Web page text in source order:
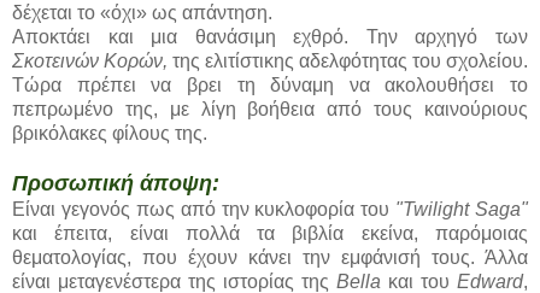
δέχεται το «όχι» ως απάντηση.
Αποκτάει και μια θανάσιμη εχθρό. Την αρχηγό των
Σκοτεινών Κορών, της ελιτίστικης αδελφότητας του σχολείου.
Τώρα πρέπει να βρει τη δύναμη να ακολουθήσει το
πεπρωμένο της, με λίγη βοήθεια από τους καινούριους
βρικόλακες φίλους της.
Προσωπική άποψη:
Είναι γεγονός πως από την κυκλοφορία του "Twilight Saga"
και έπειτα, είναι πολλά τα βιβλία εκείνα, παρόμοιας
θεματολογίας, που έχουν κάνει την εμφάνισή τους. Άλλα
είναι μεταγενέστερα της ιστορίας της Bella και του Edward,